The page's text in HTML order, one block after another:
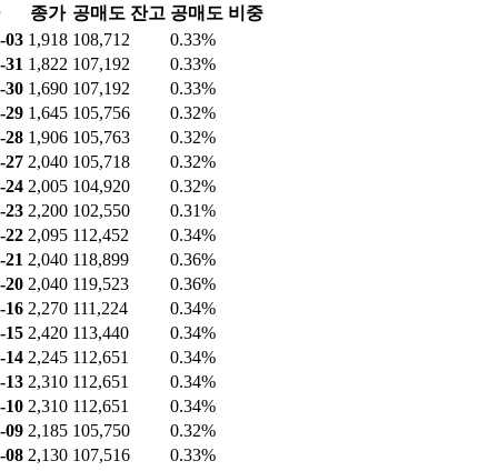
종가 공매도 잔고 공매도 비중
03 1,918 108,712
0.33%
31 1,822 107,192
0.33%
30 1,690 107,192
0.33%
29 1,645 105,756
0.32%
28 1,906 105,763
0.32%
27 2,040 105,718
0.32%
24 2,005 104,920
0.32%
23 2,200 102,550
0.31%
22 2,095 112,452
0.34%
21 2,040 118,899
0.36%
20 2,040 119,523
0.36%
16 2,270 111,224
0.34%
15 2,420 113,440
0.34%
14 2,245 112,651
0.34%
13 2,310 112,651
0.34%
10 2,310 112,651
0.34%
09 2,185 105,750
0.32%
08 2,130 107,516
0.33%